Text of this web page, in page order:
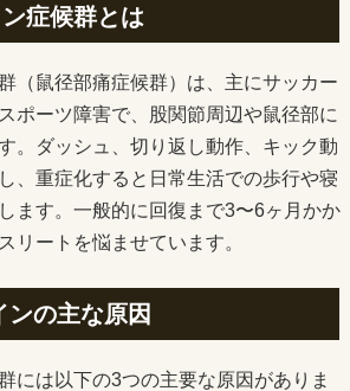
症候群とは
（鼠径部痛症候群）は、主にサッカー
ポーツ障害で、股関節周辺や鼠径部に
。ダッシュ、切り返し動作、キック動
、重症化すると日常生活での歩行や寝
ます。一般的に回復まで3〜6ヶ月かか
リートを悩ませています。
の主な原因
には以下の3つの主要な原因がありま